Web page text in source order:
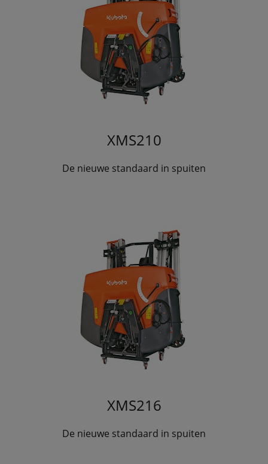
XMS210
De nieuwe standaard in spuiten
XMS216
De nieuwe standaard in spuiten